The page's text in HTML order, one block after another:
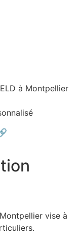
à Montpellier
vise à